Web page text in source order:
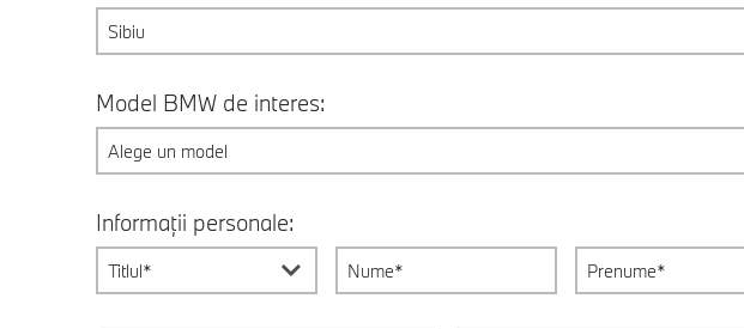
Sibiu
Model BMW de interes:
Alege un model
Informații personale:
Titlul*